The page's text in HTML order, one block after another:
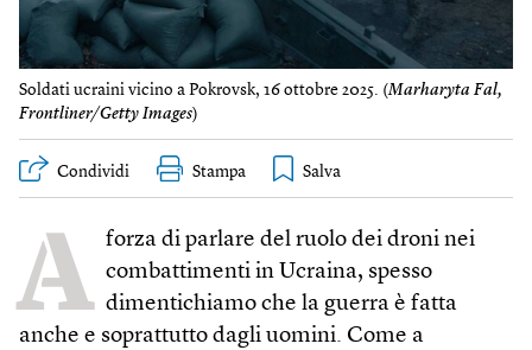
Soldati ucraini vicino a Pokrovsk, 16 ottobre 2025. (Marharyta Fal,
Frontliner/Getty Images)
Condividi Stampa
A forza di parlare del ruolo dei droni nei
combattimenti in Ucraina, spesso
dimentichiamo che la guerra è fatta
anche e soprattutto dagli uomini. Come a